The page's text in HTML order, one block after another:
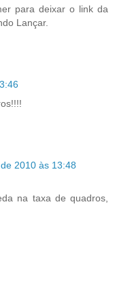
para deixar o link da
Lançar.
2010 às 13:48
na taxa de quadros,